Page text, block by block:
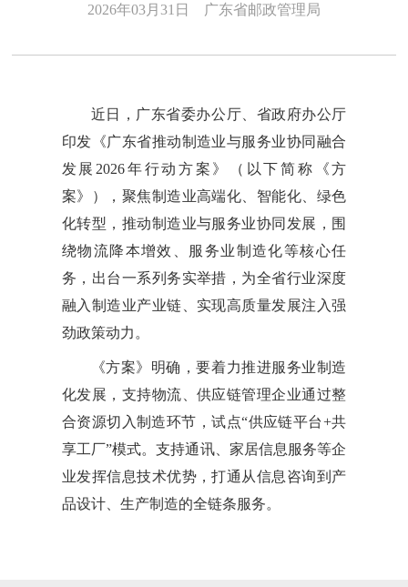
2026年03月31日 广东省邮政管理局
近日，广东省委办公厅、省政府办公厅
印发《广东省推动制造业与服务业协同融合
发展2026年行动方案》（以下简称《方
案》），聚焦制造业高端化、智能化、绿色
化转型，推动制造业与服务业协同发展，围
绕物流降本增效、服务业制造化等核心任
务，出台一系列务实举措，为全省行业深度
融入制造业产业链、实现高质量发展注入强
劲政策动力。
《方案》明确，要着力推进服务业制造
化发展，支持物流、供应链管理企业通过整
合资源切入制造环节，试点“供应链平台+共
享工厂”模式。支持通讯、家居信息服务等企
业发挥信息技术优势，打通从信息咨询到产
品设计、生产制造的全链条服务。